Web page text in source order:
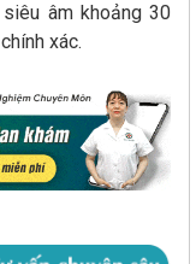
âm khoảng 30
xác.